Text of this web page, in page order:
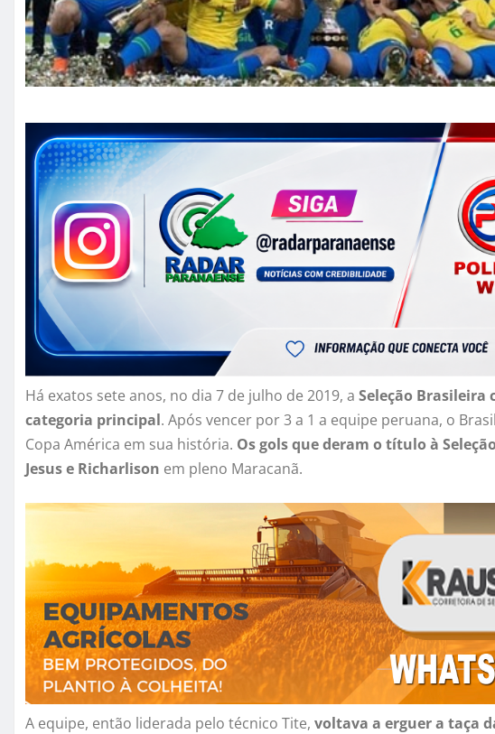
Há exatos sete anos, no dia 7 de julho de 2019, a Seleção
categoria principal. Após vencer por 3 a 1 a equipe peruana, o
Copa América em sua história. Os gols que deram o título à
Jesus e Richarlison em pleno Maracanã.
A equipe, então liderada pelo técnico Tite, voltava a erguer a taça